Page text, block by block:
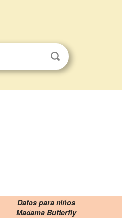
Datos para niños
Madama Butterfly